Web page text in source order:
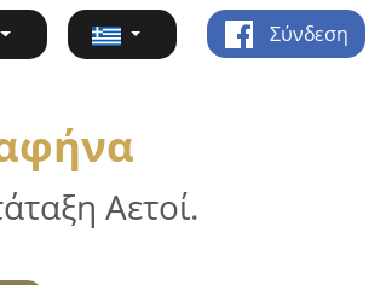
Σύνδεση
Αετοί.